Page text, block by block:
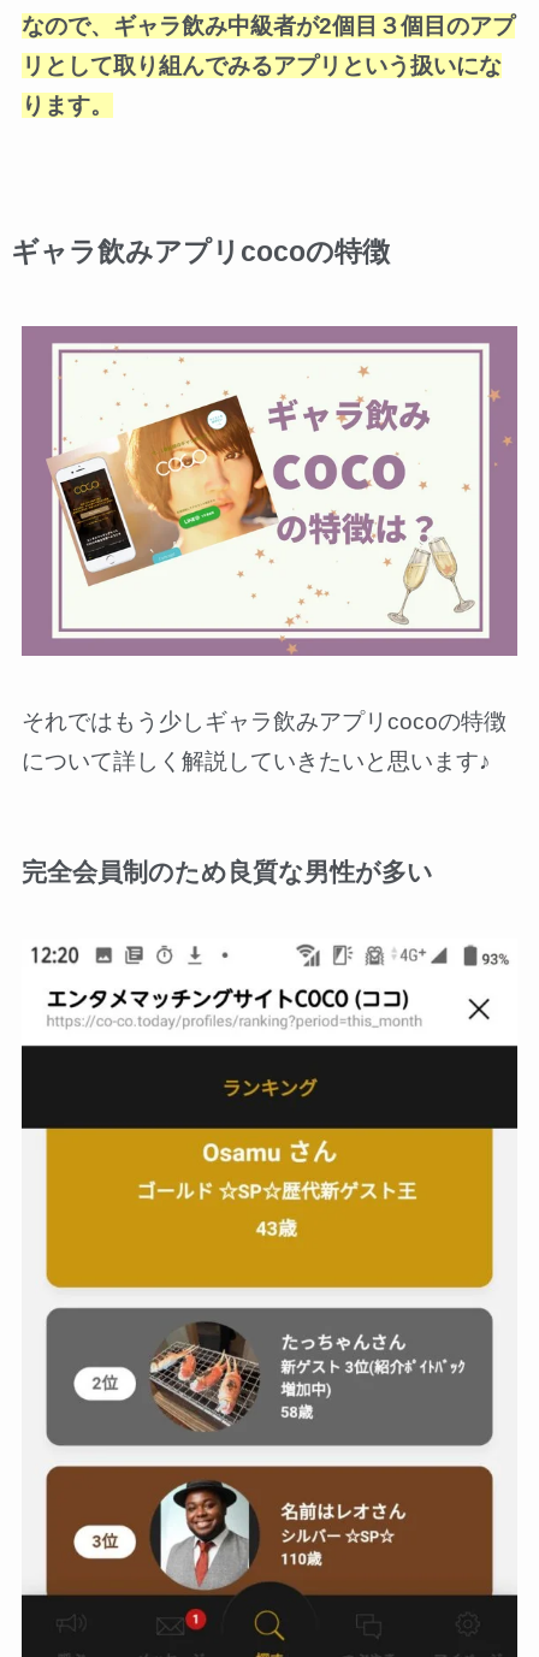
なので、ギャラ飲み中級者が2個目３個目のアプ
リとして取り組んでみるアプリという扱いにな
ります。
ギャラ飲みアプリcocoの特徴
それではもう少しギャラ飲みアプリcocoの特徴
について詳しく解説していきたいと思います♪
完全会員制のため良質な男性が多い